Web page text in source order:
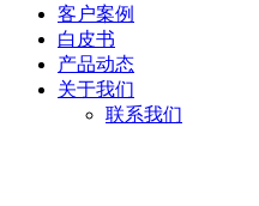
客户案例
白皮书
产品动态
关于我们
联系我们